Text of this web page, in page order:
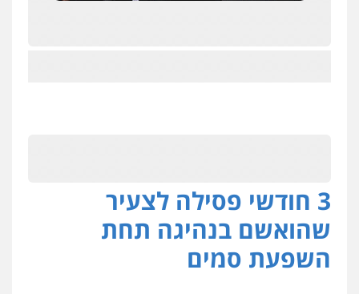
3 חודשי פסילה לצעיר
שהואשם בנהיגה תחת
השפעת סמים